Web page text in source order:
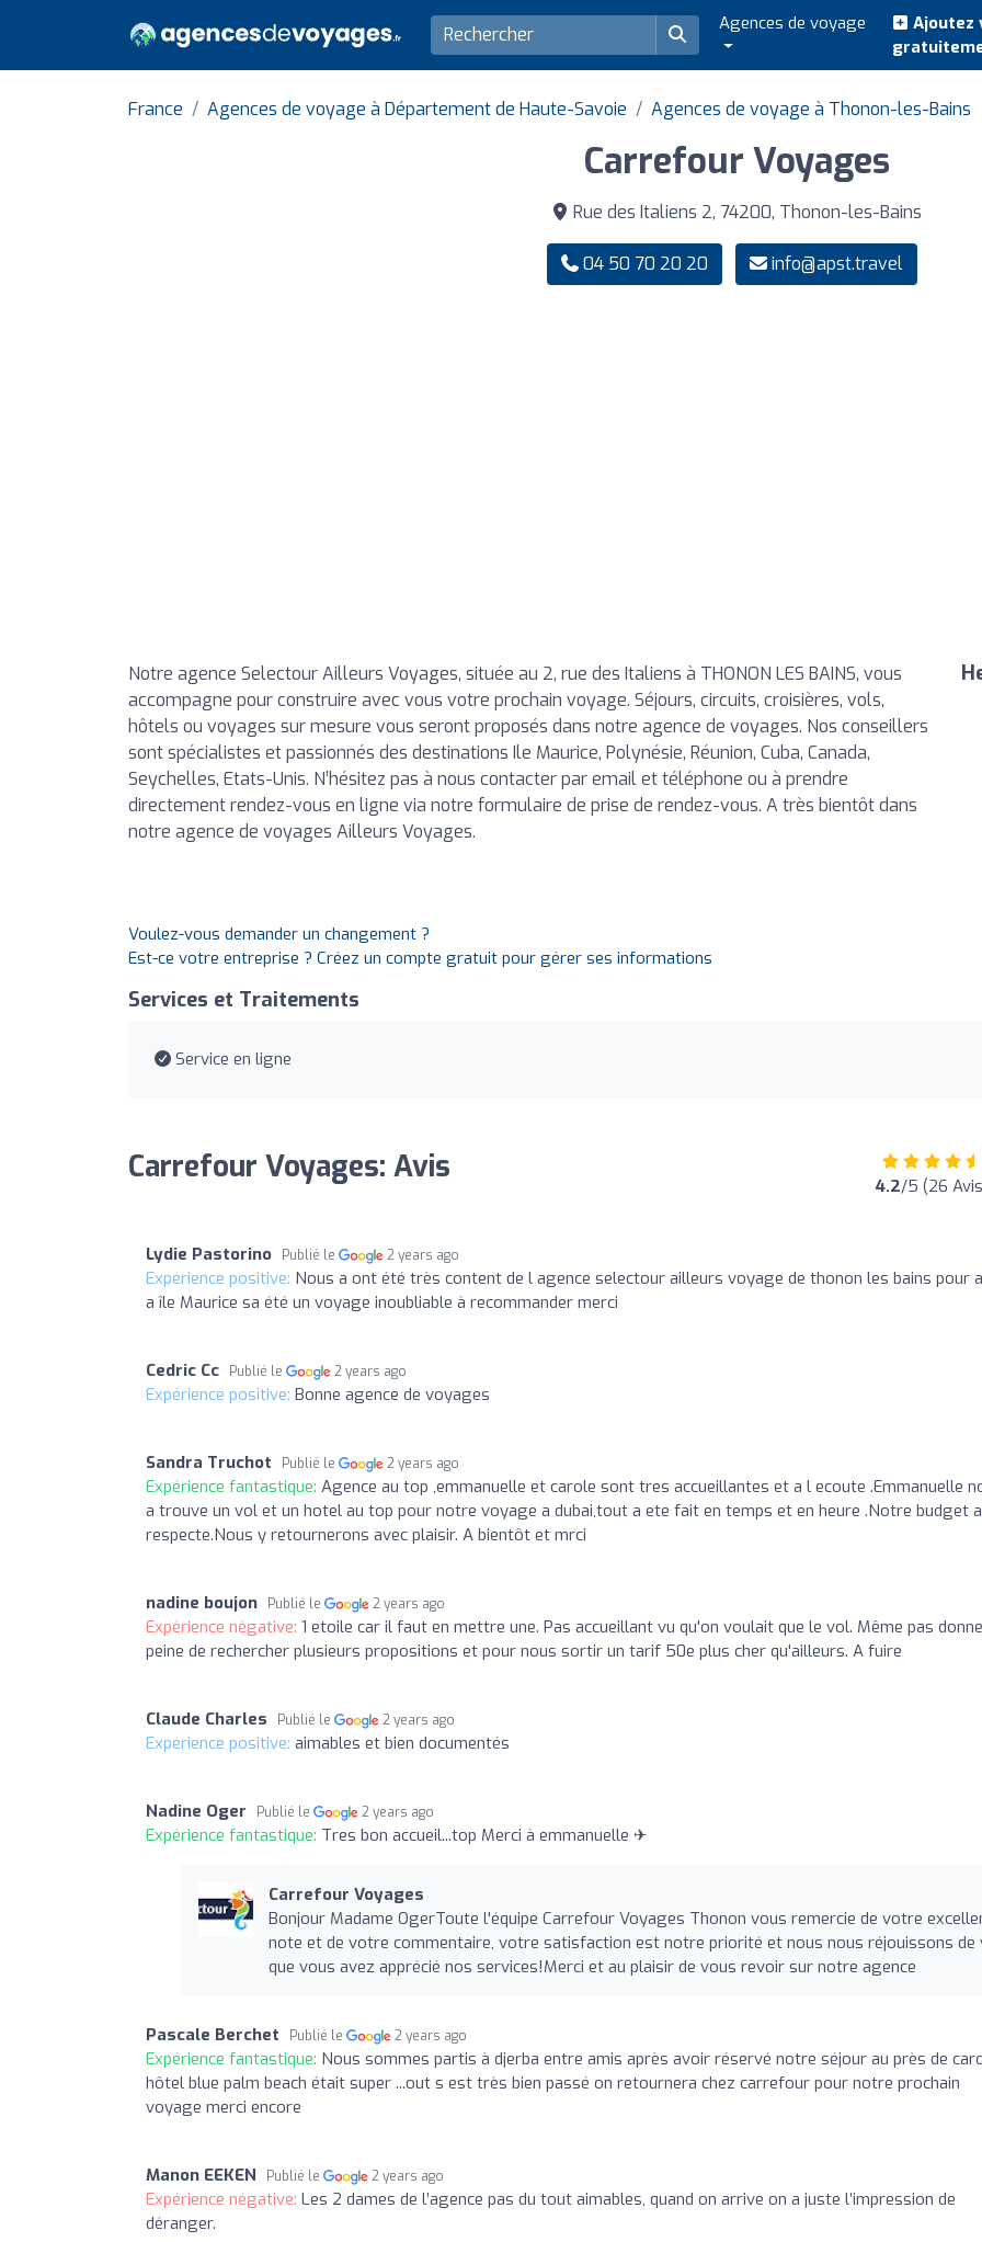
Agences de voyage
Ajoutez
France Agences de voyage à Département de Haute-Savoie Agences de voyage à Thonon-les-Bains
Carrefour Voyages
Rue des Italiens 2, 74200, Thonon-les-Bains
04 50 70 20 20 info@apst.travel
Notre agence Selectour Ailleurs Voyages, située au 2, rue des Italiens à THONON LES BAINS, vous
accompagne pour construire avec vous votre prochain voyage. Séjours, circuits, croisières, vols,
hôtels ou voyages sur mesure vous seront proposés dans notre agence de voyages. Nos conseillers
sont spécialistes et passionnés des destinations Ile Maurice, Polynésie, Réunion, Cuba, Canada,
Seychelles, Etats-Unis. N’hésitez pas à nous contacter par email et téléphone ou à prendre
directement rendez-vous en ligne via notre formulaire de prise de rendez-vous. A très bientôt dans
notre agence de voyages Ailleurs Voyages.
Voulez-vous demander un changement ?
Est-ce votre entreprise ? Créez un compte gratuit pour gérer ses informations
Services et Traitements
Service en ligne
Carrefour Voyages: Avis 4.2/5 (26
Lydie Pastorino Publié le 2 years ago
Expérience positive: Nous a ont été très content de l agence selectour ailleurs voyage de thonon les bains pour
a île Maurice sa été un voyage inoubliable à recommander merci
Cedric Cc Publié le 2 years ago
Expérience positive: Bonne agence de voyages
Sandra Truchot Publié le 2 years ago
Expérience fantastique: Agence au top ,emmanuelle et carole sont tres accueillantes et a l ecoute .Emmanuelle
a trouve un vol et un hotel au top pour notre voyage a dubai,tout a ete fait en temps et en heure .Notre budget
respecte.Nous y retournerons avec plaisir. A bientôt et mrci
nadine boujon Publié le 2 years ago
Expérience négative: 1 etoile car il faut en mettre une. Pas accueillant vu qu'on voulait que le vol. Même pas
peine de rechercher plusieurs propositions et pour nous sortir un tarif 50e plus cher qu'ailleurs. A fuire
Claude Charles Publié le 2 years ago
Expérience positive: aimables et bien documentés
Nadine Oger Publié le 2 years ago
Expérience fantastique: Tres bon accueil...top Merci à emmanuelle ✈
Carrefour Voyages
Bonjour Madame OgerToute l'équipe Carrefour Voyages Thonon vous remercie de votre
note et de votre commentaire, votre satisfaction est notre priorité et nous nous réjouissons de
que vous avez apprécié nos services!Merci et au plaisir de vous revoir sur notre agence
Pascale Berchet Publié le 2 years ago
Expérience fantastique: Nous sommes partis à djerba entre amis après avoir réservé notre séjour au près de
hôtel blue palm beach était super ...out s est très bien passé on retournera chez carrefour pour notre prochain
voyage merci encore
Manon EEKEN Publié le 2 years ago
Expérience négative: Les 2 dames de l’agence pas du tout aimables, quand on arrive on a juste l’impression de
déranger.